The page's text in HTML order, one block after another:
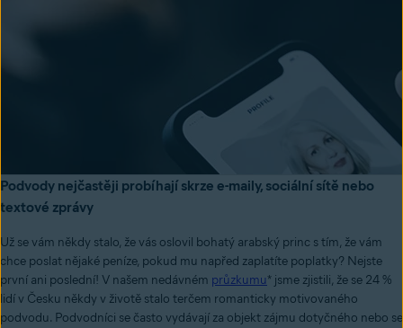
Podvody nejčastěji probíhají skrze e-maily, sociální sítě nebo
textové zprávy
Už se vám někdy stalo, že vás oslovil bohatý arabský princ s tím, že vám
chce poslat nějaké peníze, pokud mu napřed zaplatíte poplatky? Nejste
první ani poslední! V našem nedávném průzkumu* jsme zjistili, že se 24 %
lidí v Česku někdy v životě stalo terčem romanticky motivovaného
podvodu. Podvodníci se často vydávají za objekt zájmu dotyčného nebo se